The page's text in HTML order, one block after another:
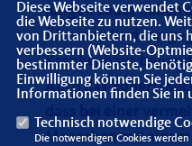
jungen Leute haben
Älteren, die dann
Krankenhaus
Auch das Robert-
dass bei einer
Menschen mit
Diese Webseite verwendet
die Webseite zu nutzen.
von Drittanbietern, die uns
verbessern (Website-
bestimmter Dienste,
Einwilligung können Sie
Informationen finden Sie in
Technisch notwendige
Die notwendigen Cookies